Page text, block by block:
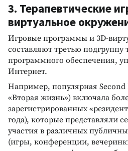
3. Терапевтические
виртуальное
Игровые программы и 3D-
составляют третью подгруппу
программного обеспечения,
Интернет.
Например, популярная Second
«Вторая жизнь») включала
зарегистрированных
года), которые представляли
участия в различных
(игры, конференции,